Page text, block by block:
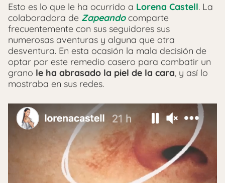
Esto es lo que le ha ocurrido a Lorena Castell. La
colaboradora de Zapeandocomparte
frecuentemente con sus seguidores sus
numerosas aventuras y alguna que otra
desventura. En esta ocasión la mala decisión de
optar por este remedio casero para combatir un
grano le ha abrasado la piel de la cara, y así lo
mostraba en sus redes.